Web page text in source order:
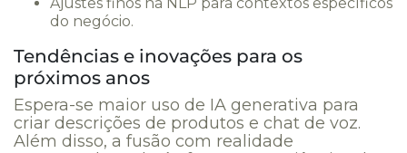
do negócio.
Tendências e inovações para os
próximos anos
Espera-se maior uso de IA generativa para
criar descrições de produtos e chat de voz.
Além disso, a fusão com realidade